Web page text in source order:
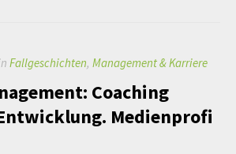
Fallgeschichten, Management & Karriere
Coaching
Medienprofi